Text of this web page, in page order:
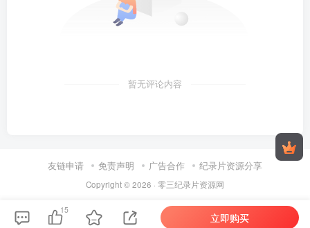
暂无评论内容
友链申请 免责声明 广告合作 纪录片资源分享
Copyright © 2026 · 零三纪录片资源网
15
立即购买